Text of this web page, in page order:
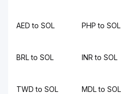
AED to SOL PHP to SOL
BRL to SOL INR to SOL
TWD to SOL MDL to SOL